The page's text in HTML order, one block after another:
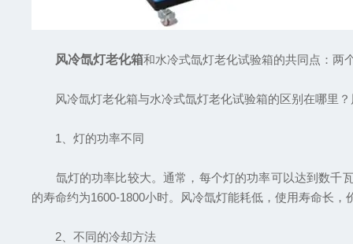
风冷氙灯老化箱和水冷式氙灯老化试验箱的共同点：两
风冷氙灯老化箱与水冷式氙灯老化试验箱的区别在哪里？
1、灯的功率不同
氙灯的功率比较大。通常，每个灯的功率可以达到数千瓦
的寿命约为1600-1800小时。风冷氙灯能耗低，使用寿命长
2、不同的冷却方法